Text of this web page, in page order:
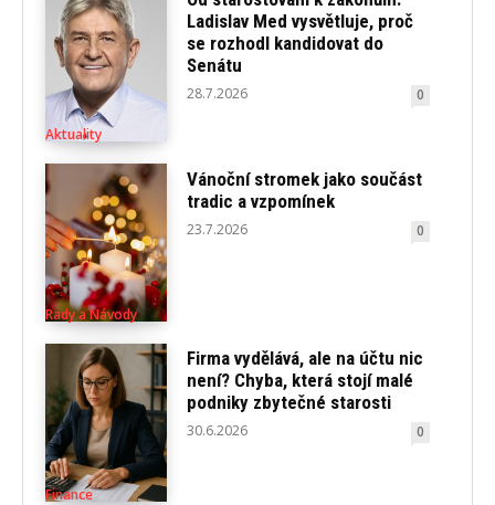
Aktuality
Ladislav Med vysvětluje, proč
se rozhodl kandidovat do
Senátu
28.7.2026 0
Rady a Návody
Vánoční stromek jako součást
tradic a vzpomínek
23.7.2026 0
Finance
Firma vydělává, ale na účtu nic
není? Chyba, která stojí malé
podniky zbytečné starosti
30.6.2026 0